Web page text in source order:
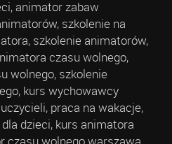
animator zabaw
szkolenie na
szkolenie animatorów,
czasu wolnego,
wolnego, szkolenie
kurs wychowawcy
praca na wakacje,
dzieci, kurs animatora
czasu wolnego warszawa,